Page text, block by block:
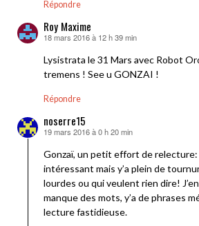
Répondre
Roy Maxime
dit :
18 mars 2016 à 12 h 39 min
Lysistrata le 31 Mars avec Robot
tremens ! See u GONZAI !
Répondre
noserre15
dit :
19 mars 2016 à 0 h 20 min
Gonzaï, un petit effort de relecture:
intéressant mais y’a plein de
lourdes ou qui veulent rien dire!
manque des mots, y’a de phrases
lecture fastidieuse.